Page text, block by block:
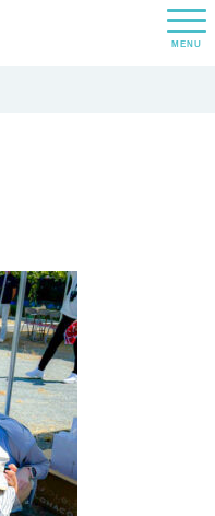
MENU